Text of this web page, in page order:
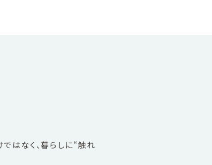
はなく、暮らしに“触れ